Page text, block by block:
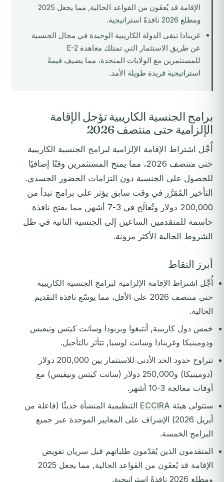
الإقامة قد يُعفَون من القواعد الحالية, مما يجعل 2025
ومطلع 2026 نافذةً استراتيجية.
غرينادا تبقى الدولة الكاريبية الوحيدة في مجال الجنسية
عن طريق الاستثمار التي تمتلك معاهدة E-2
للمستثمرين مع الولايات المتحدة، مما يضيف قيمةً
استراتيجية فريدة طويلة الأمد.
برامج الجنسية الكاريبية تؤجل الإقامة
الإلزامية حتى منتصف 2026
أُجِّل اشتراط الإقامة الإلزامية لبرامج الجنسية الكاريبية
حتى منتصف 2026، مما يمنح المستثمرين وقتًا إضافيًا
للحصول على الجنسية دون التزامات الحضور الجسدي.
التأخير المُقرَّر في وقت سابق يؤثر على برامج تبدأ من
200,000 دولار وتُعالَج في 3-7 أشهر, مما يفتح نافذة
حاسمة للمتقدمين الساعين إلى الجنسية الثانية في ظل
الشروط الحالية الأكثر مرونة.
أبرز النقاط
أُجِّل اشتراط الإقامة الإلزامية لبرامج الجنسية الكاريبية
حتى منتصف 2026 على الأقل، مما يوسّع نافذة التقديم
الحالية.
خمس دول كاريبية, أنتيغوا وبربودا وسانت كيتس ونيفيس
ودومينيكا وغرينادا وسانت لوسيا, تتأثر بالتأجيل.
تتراوح حدود الحد الأدنى للاستثمار بين 200,000 دولار
(دومينيكا) و250,000 دولار (سانت كيتس ونيفيس) مع
أوقات معالجة 3-10 أشهر.
ستتولى هيئة ECCIRA التنظيمية المنشأة حديثًا (فاعلة من
أبريل 2026) الإشراف على المعايير الموحدة عبر جميع
البرامج الخمسة.
المتقدمون الذين يُقدّمون طلباتهم قبل سريان تفويض
الإقامة قد يُعفَون من القواعد الحالية, مما يجعل 2025
ومطلع 2026 نافذةً استراتيجية.